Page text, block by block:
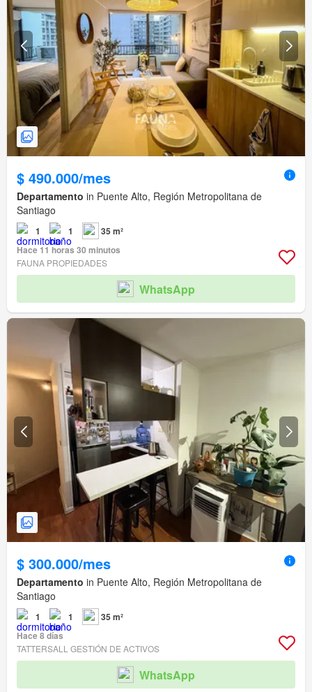
$ 490.000/mes
Departamento in Puente Alto, Región Metropolitana de
Santiago
1 1
35 m²
Hace 11 horas 30 minutos
FAUNA PROPIEDADES
WhatsApp
$ 300.000/mes
Departamento in Puente Alto, Región Metropolitana de
Santiago
1 1
35 m²
Hace 8 días
TATTERSALL GESTIÓN DE ACTIVOS
WhatsApp